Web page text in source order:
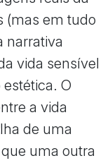
(mas em tudo
narrativa
vida sensível
O
a vida
de uma
uma outra